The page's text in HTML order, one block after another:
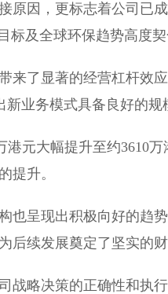
原因，更标志着公司已
标及全球环保趋势高度
来了显著的经营杠杆效
业务模式具备良好的规
元大幅提升至约3610
提升。
也呈现出积极向好的趋
后续发展奠定了坚实的财
战略决策的正确性和执行